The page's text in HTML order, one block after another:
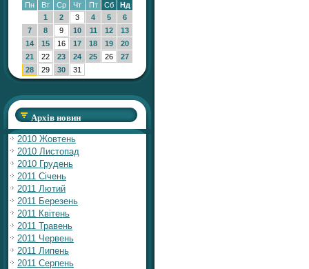
Пн
Вт Ср Чт Пт Сб
Нд
1
2 3 4 5
6
7
8 9 10 11 12
13
14
15 16 17 18 19
20
21
22 23 24 25 26
27
28
29 30 31
Архів новин
2010 Жовтень
2010 Листопад
2010 Грудень
2011 Січень
2011 Лютий
2011 Березень
2011 Квітень
2011 Травень
2011 Червень
2011 Липень
2011 Серпень